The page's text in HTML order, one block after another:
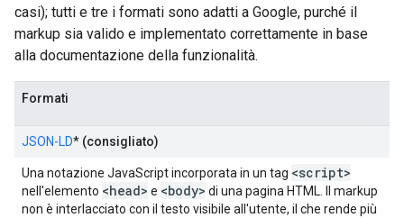
casi); tutti e tre i formati sono adatti a Google, purché il
markup sia valido e implementato correttamente in base
alla documentazione della funzionalità.
Formati
JSON-LD* (consigliato)
Una notazione JavaScript incorporata in un tag <script>
nell'elemento <head> e <body> di una pagina HTML. Il markup
non è interlacciato con il testo visibile all'utente, il che rende più